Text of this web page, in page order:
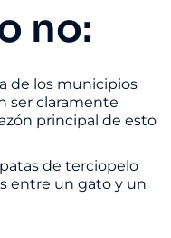
no:
de los municipios
ser claramente
principal de esto
de terciopelo
entre un gato y un